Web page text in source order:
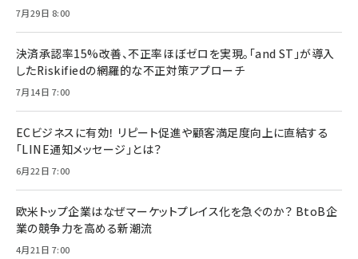
7月29日 8:00
決済承認率15%改善、不正率ほぼゼロを実現。「and ST」が導入
したRiskifiedの網羅的な不正対策アプローチ
7月14日 7:00
ECビジネスに有効！ リピート促進や顧客満足度向上に直結する
「LINE通知メッセージ」とは？
6月22日 7:00
欧米トップ企業はなぜマーケットプレイス化を急ぐのか？ BtoB企
業の競争力を高める新潮流
4月21日 7:00